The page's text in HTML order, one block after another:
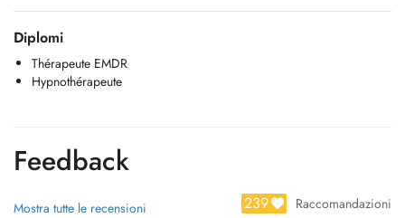
Diplomi
Thérapeute EMDR
Hypnothérapeute
Feedback
Mostra tutte le recensioni 239 Raccomandazioni